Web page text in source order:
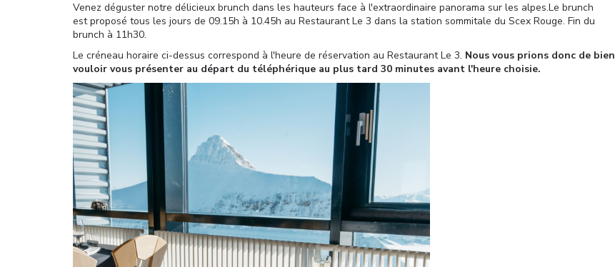
Venez déguster notre délicieux brunch dans les hauteurs face à l'extraordinaire panorama sur les alpes.Le brunch
est proposé tous les jours de 09.15h à 10.45h au Restaurant Le 3 dans la station sommitale du Scex Rouge. Fin du
brunch à 11h30.
Le créneau horaire ci-dessus correspond à l'heure de réservation au Restaurant Le 3. Nous vous prions donc de bien
vouloir vous présenter au départ du téléphérique au plus tard 30 minutes avant l'heure choisie.